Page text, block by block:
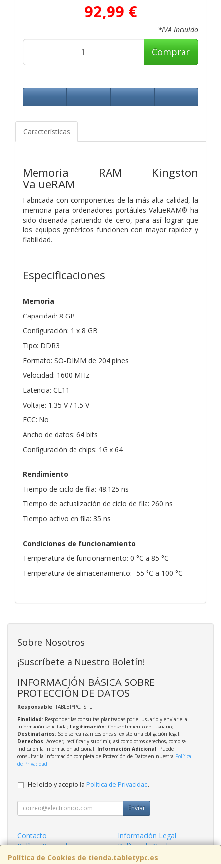
92,99 €
*IVA Incluido
Comprar
Características
Memoria RAM Kingston
ValueRAM
Fabricada con componentes de la más alta calidad, la
memoria para ordenadores portátiles ValueRAM® ha
sido diseñada partiendo de cero, para así lograr que
los equipos genéricos funcionen con mayor rapidez y
fiabilidad.
Especificaciones
Memoria
Capacidad: 8 GB
Configuración: 1 x 8 GB
Tipo: DDR3
Formato: SO-DIMM de 204 pines
Velocidad: 1600 MHz
Latencia: CL11
Voltaje: 1.35 V / 1.5 V
ECC: No
Ancho de datos: 64 bits
Configuración de chips: 1G x 64
Rendimiento
Tiempo de ciclo de fila: 48.125 ns
Tiempo de actualización de ciclo de fila: 260 ns
Tiempo activo en fila: 35 ns
Condiciones de funcionamiento
Temperatura de funcionamiento: 0 °C a 85 °C
Temperatura de almacenamiento: -55 °C a 100 °C
Política de Cookies de tienda.tabletypc.es
Sobre Nosotros
¡Suscríbete a Nuestro Boletín!
INFORMACIÓN BÁSICA SOBRE
PROTECCIÓN DE DATOS
Responsable: TABLETYPC, S. L
Finalidad: Responder las consultas planteadas por el usuario y enviarle la
información solicitada; Legitimación: Consentimiento del usuario;
Destinatarios: Solo se realizan cesiones si existe una obligación legal;
Derechos: Acceder, rectificar y suprimir, así como otros derechos, como se
indica en la información adicional; Información Adicional: Puede
consultar la información completa de Protección de Datos en nuestra Política
de Privacidad
He leído y acepto la Política de Privacidad.
Enviar
Contacto
Información Legal
Política Privacidad
Política de Cookies
Condiciones de Compra
Formas de Pago